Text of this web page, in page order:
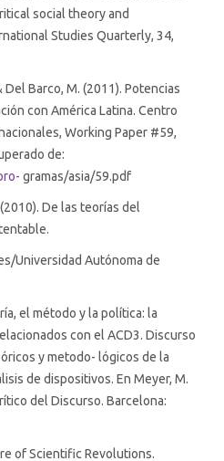
social theory and
Studies Quarterly, 34,
Del Barco, M. (2011). Potencias
con América Latina. Centro
Working Paper #59,
de:
gramas/asia/59.pdf
De las teorías del
Universidad Autónoma de
el método y la política: la
con el ACD3. Discurso
y metodo- lógicos de la
de dispositivos. En Meyer, M.
del Discurso. Barcelona:
of Scientific Revolutions.